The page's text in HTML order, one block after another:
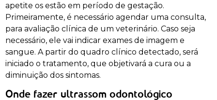
apetite os estão em período de gestação.
Primeiramente, é necessário agendar uma consulta,
para avaliação clínica de um veterinário. Caso seja
necessário, ele vai indicar exames de imagem e
sangue. A partir do quadro clínico detectado, será
iniciado o tratamento, que objetivará a cura ou a
diminuição dos sintomas.
Onde fazer ultrassom odontológico